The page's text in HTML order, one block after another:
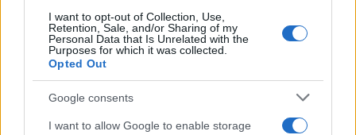
I want to opt-out of Collection, Use,
Retention, Sale, and/or Sharing of my
Personal Data that Is Unrelated with the
Purposes for which it was collected.
Opted Out
Google consents
I want to allow Google to enable storage
Incidente sulla strada provinciale ad Arzachena,
un ferito
Sangue, musica e solidarietà con Avis Olbia al
Delta Center